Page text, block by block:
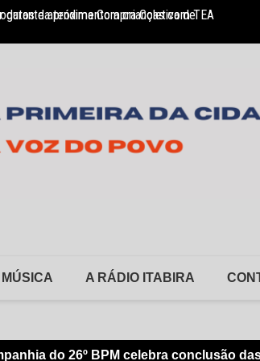
da próxima Compra Coletiva de
atendimento a crianças com TEA
MÚSICA A RÁDIO ITABIRA
do 26º BPM celebra conclusão